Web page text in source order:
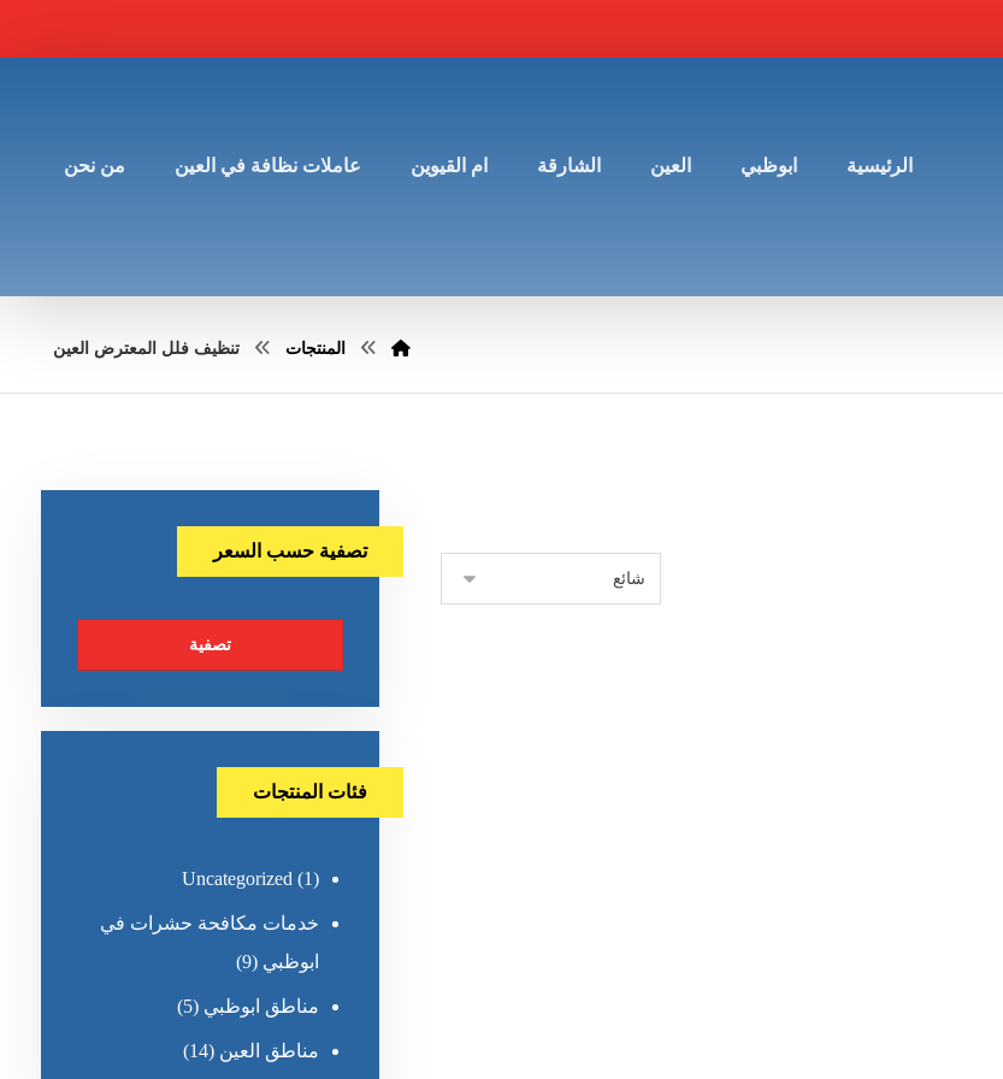
الرئيسية ابوظبي العين الشارقة ام القيوين عاملات نظافة في العين من نحن
المنتجات تنظيف فلل المعترض العين
تصفية حسب السعر
تصفية
فئات المنتجات
Uncategorized (1)
خدمات مكافحة حشرات في
ابوظبي (9)
مناطق ابوظبي (5)
مناطق العين (14)